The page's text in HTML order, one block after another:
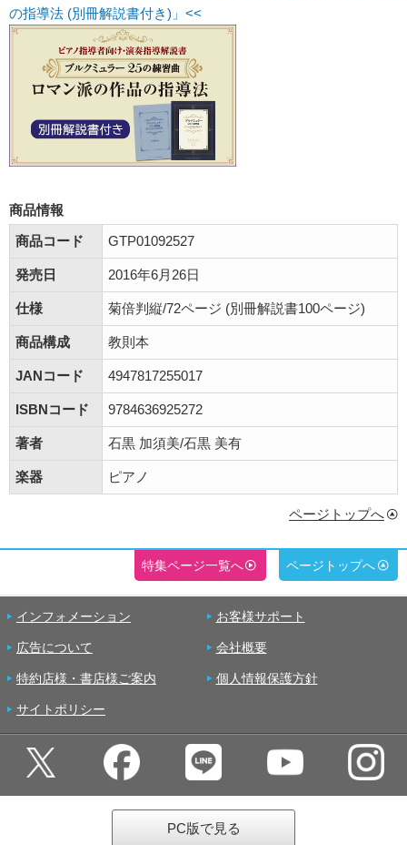
の指導法 (別冊解説書付き)」<<
商品情報
商品コード
GTP01092527
発売日 2016年6月26日
仕様 菊倍判縦/72ページ (別冊解説書100ページ)
商品構成 教則本
JANコード 4947817255017
ISBNコード 9784636925272
著者 石黒 加須美/石黒 美有
楽器 ピアノ
ページトップへ
特集ページ一覧へ ページトップへ
インフォメーション お客様サポート
広告について 会社概要
特約店様・書店様ご案内 個人情報保護方針
サイトポリシー
PC版で見る